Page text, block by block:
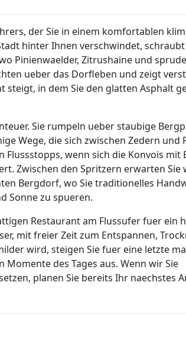
der Sie in einem komfortablen
hinter Ihnen verschwindet,
Pinienwaelder, Zitrushaine und
ueber das Dorfleben und zeigt
in dem Sie den glatten Asphalt
Sie rumpeln ueber staubige
Wege, die sich zwischen Zedern und
Flussstopps, wenn sich die Konvois mit
Zwischen den Spritzern erwarten Sie
Bergdorf, wo Sie traditionelles
Sonne zu spueren.
Restaurant am Flussufer fuer ein
mit freier Zeit zum Entspannen,
wird, steigen Sie fuer eine letzte
des Tages aus. Wenn wir Sie
planen Sie bereits Ihr naechstes